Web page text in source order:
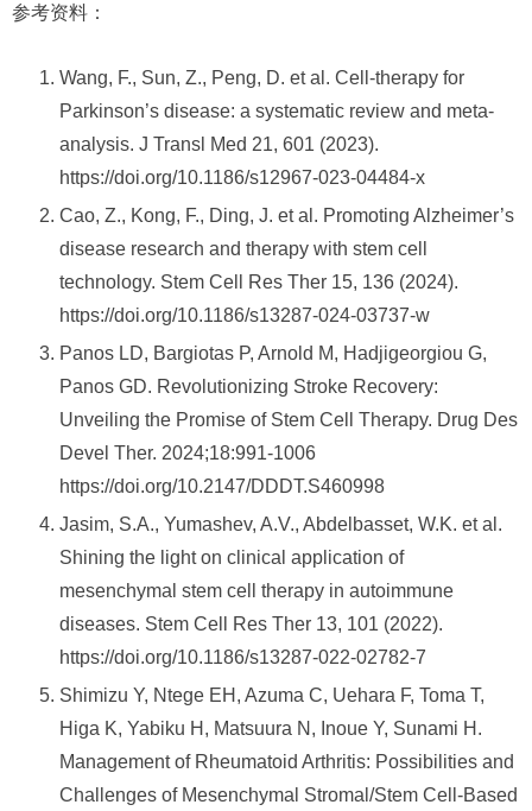
参考资料：
Wang, F., Sun, Z., Peng, D. et al. Cell-therapy for
Parkinson’s disease: a systematic review and meta-
analysis. J Transl Med 21, 601 (2023).
https://doi.org/10.1186/s12967-023-04484-x
Cao, Z., Kong, F., Ding, J. et al. Promoting Alzheimer’s
disease research and therapy with stem cell
technology. Stem Cell Res Ther 15, 136 (2024).
https://doi.org/10.1186/s13287-024-03737-w
Panos LD, Bargiotas P, Arnold M, Hadjigeorgiou G,
Panos GD. Revolutionizing Stroke Recovery:
Unveiling the Promise of Stem Cell Therapy. Drug Des
Devel Ther. 2024;18:991-1006
https://doi.org/10.2147/DDDT.S460998
Jasim, S.A., Yumashev, A.V., Abdelbasset, W.K. et al.
Shining the light on clinical application of
mesenchymal stem cell therapy in autoimmune
diseases. Stem Cell Res Ther 13, 101 (2022).
https://doi.org/10.1186/s13287-022-02782-7
Shimizu Y, Ntege EH, Azuma C, Uehara F, Toma T,
Higa K, Yabiku H, Matsuura N, Inoue Y, Sunami H.
Management of Rheumatoid Arthritis: Possibilities and
Challenges of Mesenchymal Stromal/Stem Cell-Based